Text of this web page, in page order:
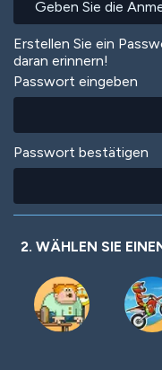
Erstellen Sie ein
daran erinnern!
Passwort eingeben
Passwort bestätigen
2. WÄHLEN SIE